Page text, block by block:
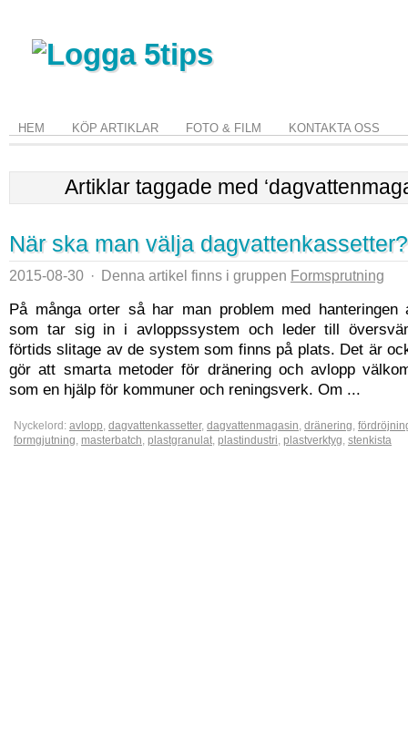
HEM KÖP ARTIKLAR FOTO & FILM KONTAKTA OSS
Artiklar taggade med
När ska man välja dagvattenkassetter?
2015-08-30 · Denna artikel finns i gruppen Formsprutning
På många orter så har man problem med hanteringen
som tar sig in i avloppssystem och leder till
förtids slitage av de system som finns på plats. Det är
gör att smarta metoder för dränering och avlopp
som en hjälp för kommuner och reningsverk. Om ...
Nyckelord: avlopp, dagvattenkassetter, dagvattenmagasin, dränering,
formgjutning, masterbatch, plastgranulat, plastindustri, plastverktyg, stenkista